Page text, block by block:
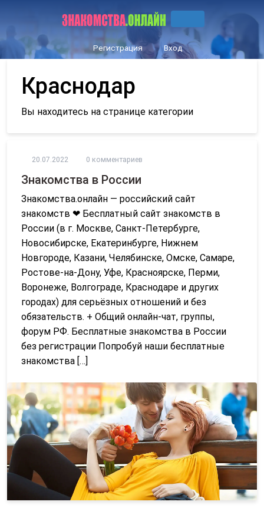
Регистрация Вход
Краснодар
Вы находитесь на странице категории
20.07.2022 0 комментариев
Знакомства в России
Знакомства.онлайн — российский сайт
знакомств ❤ Бесплатный сайт знакомств в
России (в г. Москве, Санкт-Петербурге,
Новосибирске, Екатеринбурге, Нижнем
Новгороде, Казани, Челябинске, Омске, Самаре,
Ростове-на-Дону, Уфе, Красноярске, Перми,
Воронеже, Волгограде, Краснодаре и других
городах) для серьёзных отношений и без
обязательств. + Общий онлайн-чат, группы,
форум РФ. Бесплатные знакомства в России
без регистрации Попробуй наши бесплатные
знакомства […]